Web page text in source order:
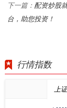
下一篇： 配资炒股
台，助您投资！
行情指数
上